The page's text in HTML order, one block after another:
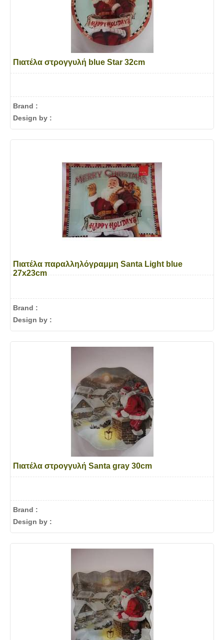
Πιατέλα στρογγυλή blue Star 32cm
Brand :
Design by :
Πιατέλα παραλληλόγραμμη Santa Light blue
27x23cm
Brand :
Design by :
Πιατέλα στρογγυλή Santa gray 30cm
Brand :
Design by :